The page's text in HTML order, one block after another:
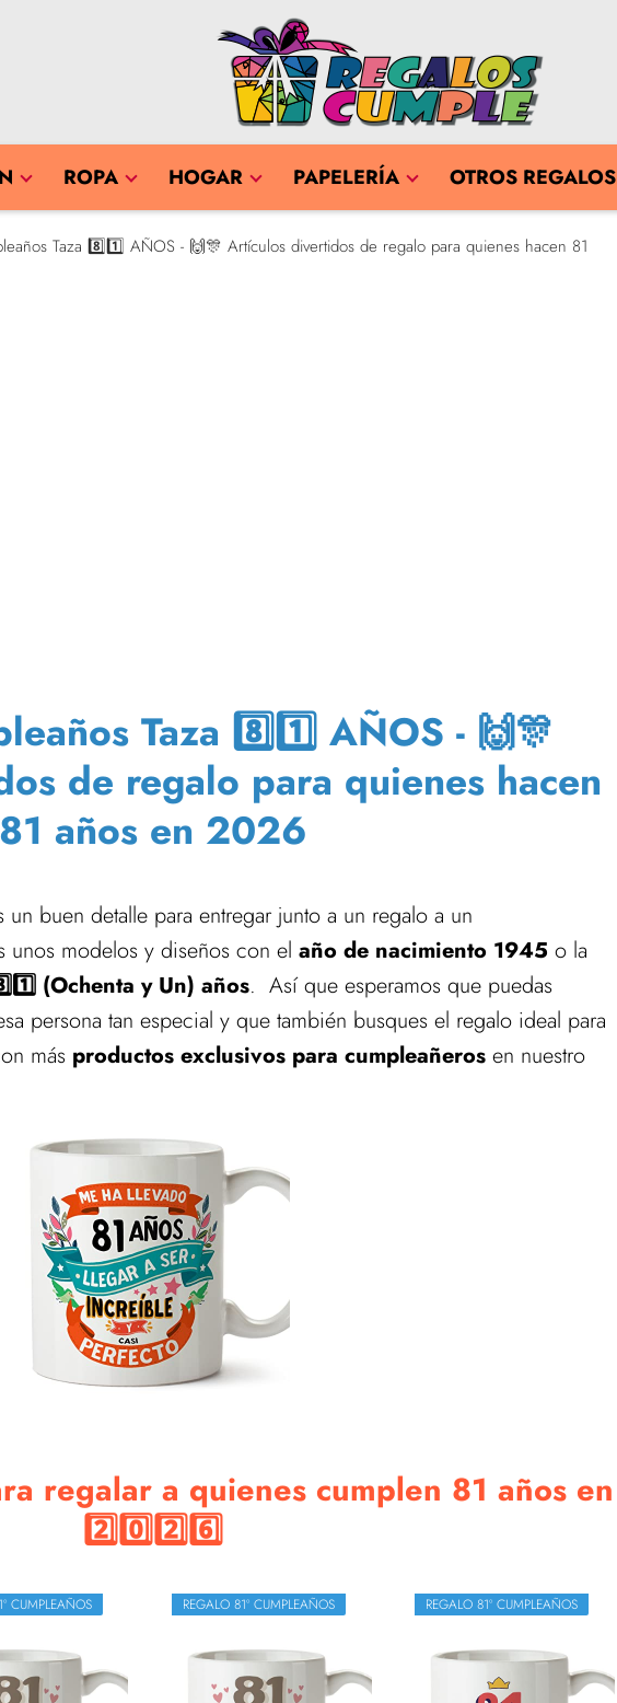
ROPA HOGAR PAPELERÍA OTROS REGALOS
Taza 8️⃣1️⃣ AÑOS - 🙌🎊 Artículos divertidos de regalo para quienes hacen 81
Taza 8️⃣1️⃣ AÑOS - 🙌🎊
de regalo para quienes hacen
81 años en 2026
un buen detalle para entregar junto a un regalo a un
modelos y diseños con el año de nacimiento 1945 o la
(Ochenta y Un) años. Así que esperamos que puedas
persona tan especial y que también busques el regalo ideal para
más productos exclusivos para cumpleañeros en nuestro
regalar a quienes cumplen 81 años en
2️⃣0️⃣2️⃣6️⃣
CUMPLEAÑOS REGALO 81º CUMPLEAÑOS REGALO 81º CUMPLEAÑOS